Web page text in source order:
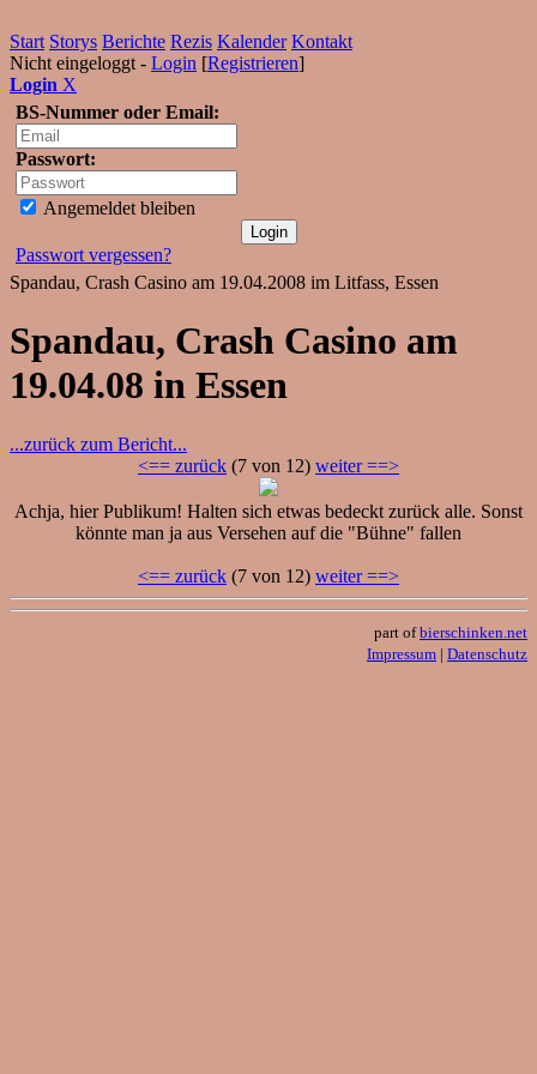
Start Storys Berichte Rezis Kalender Kontakt
Nicht eingeloggt - Login [Registrieren]
Login X
BS-Nummer oder Email:
Passwort:
Angemeldet bleiben
Passwort vergessen?
Spandau, Crash Casino am 19.04.2008 im Litfass, Essen
Spandau, Crash Casino am
19.04.08 in Essen
...zurück zum Bericht...
<== zurück (7 von 12) weiter ==>
Achja, hier Publikum! Halten sich etwas bedeckt zurück alle. Sonst
könnte man ja aus Versehen auf die "Bühne" fallen
<== zurück (7 von 12) weiter ==>
part ofbierschinken.net
Impressum | Datenschutz